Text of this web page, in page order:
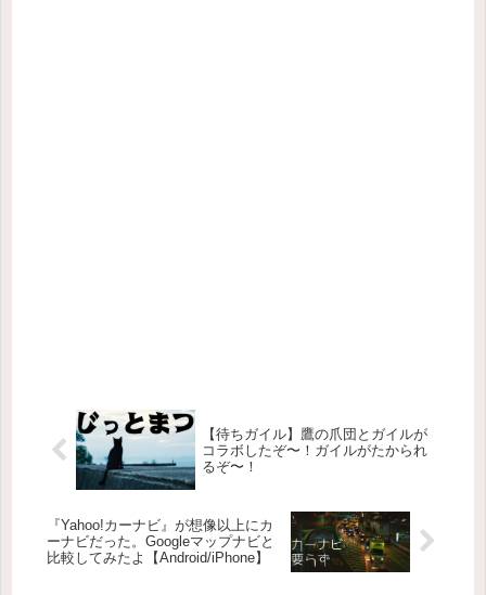
【待ちガイル】鷹の爪団とガイルが
コラボしたぞ〜！ガイルがたかられ
るぞ〜！
『Yahoo!カーナビ』が想像以上にカ
ーナビだった。Googleマップナビと
比較してみたよ【Android/iPhone】